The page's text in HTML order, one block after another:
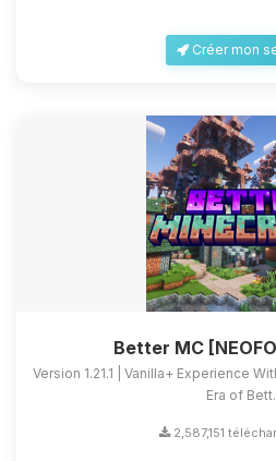
Créer mon
Better MC
Version 1.21.1 | Vanilla+ Experience
Era of
2,587,151